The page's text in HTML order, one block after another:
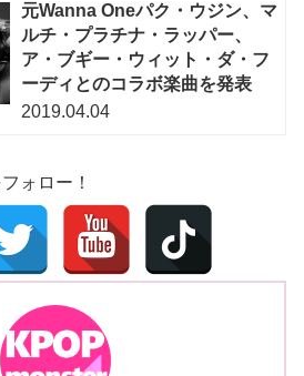
元Wanna Oneパク・ウジン、マ
ルチ・プラチナ・ラッパー、
ア・ブギー・ウィット・ダ・フ
ーディとのコラボ楽曲を発表
2019.04.04
ォロー！